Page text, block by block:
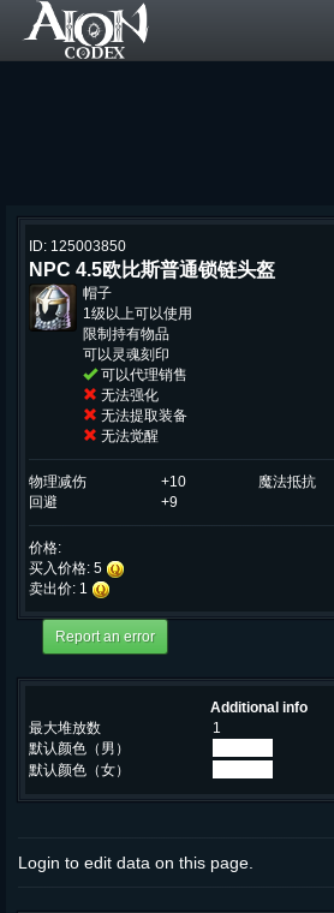
ID: 125003850
NPC 4.5欧比斯普通锁链头盔
帽子
1级以上可以使用
限制持有物品
可以灵魂刻印
可以代理销售
无法强化
无法提取装备
无法觉醒
物理减伤 +10 魔法抵抗
回避
+9
价格:
买入价格: 5
卖出价: 1
Additional info
最大堆放数
1
默认颜色（男）
默认颜色（女）
Login to edit data on this page.